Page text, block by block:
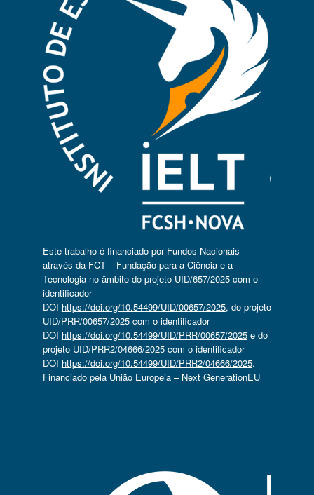
Este trabalho é financiado por Fundos Nacionais
através da FCT – Fundação para a Ciência e a
Tecnologia no âmbito do projeto UID/657/2025 com o
identificador
DOI https://doi.org/10.54499/UID/00657/2025, do projeto
UID/PRR/00657/2025 com o identificador
DOI https://doi.org/10.54499/UID/PRR/00657/2025e do
projeto UID/PRR2/04666/2025 com o identificador
DOI https://doi.org/10.54499/UID/PRR2/04666/2025.
Financiado pela União Europeia – Next GenerationEU